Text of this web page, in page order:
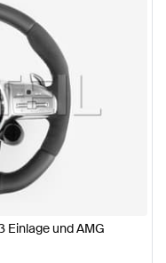
Einlage und AMG